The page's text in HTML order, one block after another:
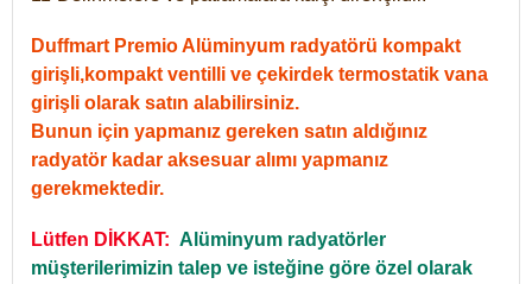
Duffmart Premio Alüminyum radyatörü kompakt
girişli,kompakt ventilli ve çekirdek termostatik vana
girişli olarak satın alabilirsiniz.
Bunun için yapmanız gereken satın aldığınız
radyatör kadar aksesuar alımı yapmanız
gerekmektedir.
Lütfen DİKKAT: Alüminyum radyatörler
müşterilerimizin talep ve isteğine göre özel olarak